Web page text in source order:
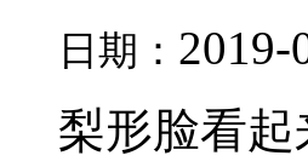
日期： 2019-
梨形脸看